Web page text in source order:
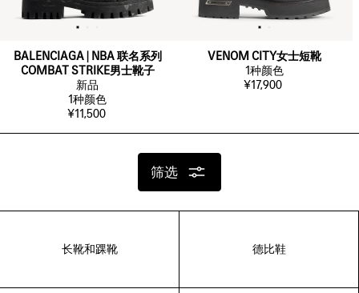
BALENCIAGA | NBA 联名系列
COMBAT STRIKE男士靴子
新品
1种颜色
¥11,500
VENOM CITY女士短靴
1种颜色
¥17,900
筛选
长靴和踝靴 德比鞋